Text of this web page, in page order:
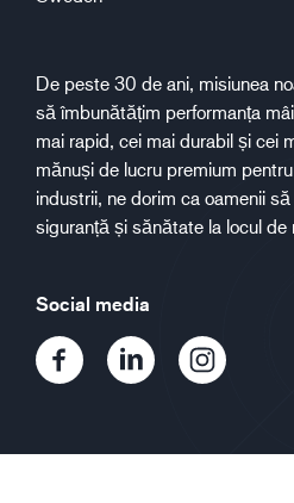
De peste 30 de ani, misiunea
să îmbunătățim performanța
mai rapid, cei mai durabil și cei
mănuși de lucru premium
industrii, ne dorim ca oamenii
siguranță și sănătate la locul de
Social media